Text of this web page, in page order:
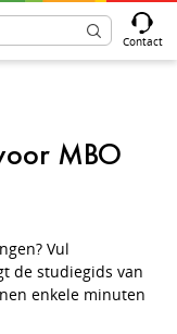
Contact
MBO
Vul
de studiegids van
enkele minuten